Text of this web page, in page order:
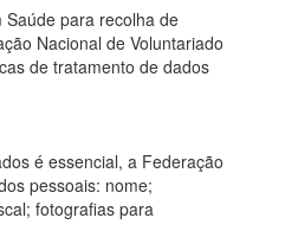
para recolha de
Nacional de Voluntariado
de tratamento de dados
é essencial, a Federação
pessoais: nome;
fotografias para